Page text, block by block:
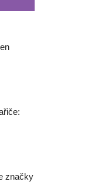
značky